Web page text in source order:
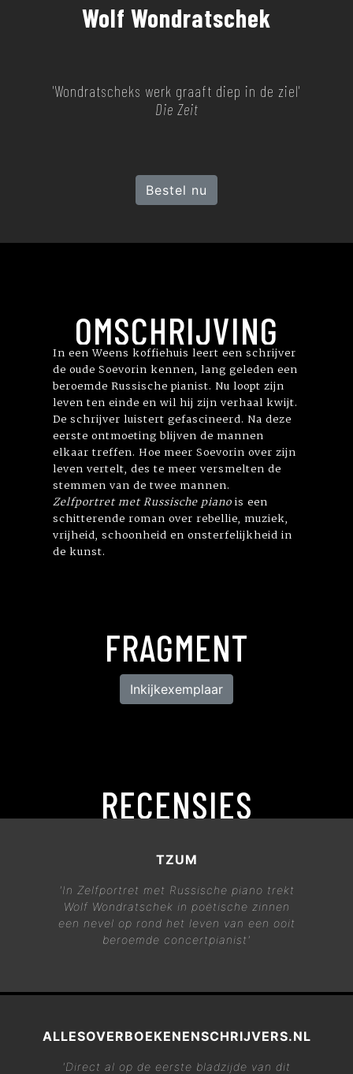
Wolf Wondratschek
'Wondratscheks werk graaft diep in de ziel'
Die Zeit
Bestel nu
OMSCHRIJVING
In een Weens koffiehuis leert een schrijver
de oude Soevorin kennen, lang geleden een
beroemde Russische pianist. Nu loopt zijn
leven ten einde en wil hij zijn verhaal kwijt.
De schrijver luistert gefascineerd. Na deze
eerste ontmoeting blijven de mannen
elkaar treffen. Hoe meer Soevorin over zijn
leven vertelt, des te meer versmelten de
stemmen van de twee mannen.
Zelfportret met Russische piano is een
schitterende roman over rebellie, muziek,
vrijheid, schoonheid en onsterfelijkheid in
de kunst.
FRAGMENT
Inkijkexemplaar
RECENSIES
TZUM
'In Zelfportret met Russische piano trekt
Wolf Wondratschek in poëtische zinnen
een nevel op rond het leven van een ooit
beroemde concertpianist'
ALLESOVERBOEKENENSCHRIJVERS.NL
'Direct al op de eerste bladzijde van dit